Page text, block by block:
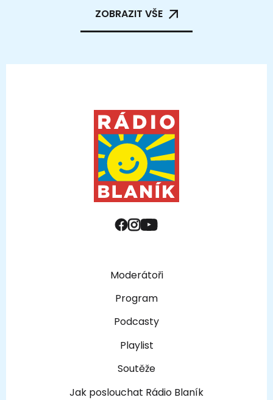
ZOBRAZIT VŠE
Moderátoři
Program
Podcasty
Playlist
Soutěže
Jak poslouchat Rádio Blaník